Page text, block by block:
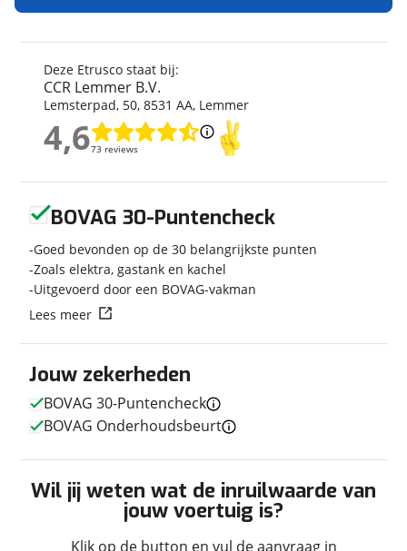
Merk
Etrusco
Automerk camper
Model
Uitvoering
600 DB Plus
Kilometerstand
2 km
2026
Carrosserievorm
Busmodel
Soort voertuig
Camper
Techniek
Vermogen
Afmetingen en gewicht
Hoogte
2,70 m
2,05 m
5,99 m
Deze Etrusco staat bij:
CCR Lemmer B.V.
Lemsterpad, 50, 8531 AA, Lemmer
4,673 reviews
4,6
Jouw zekerheden
BOVAG 30-Puntencheck
BOVAG Onderhoudsbeurt
Wil jij weten wat de inruilwaarde van
jouw voertuig is?
Klik op de button en vul de aanvraag in
BOVAG 30-Puntencheck
Goed bevonden op de 30 belangrijkste punten
Zoals elektra, gastank en kachel
Uitgevoerd door een BOVAG-vakman
Lees meer